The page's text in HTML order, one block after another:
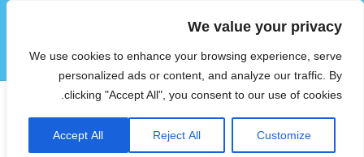
We value your privacy
We use cookies to enhance your browsing experience, serve
personalized ads or content, and analyze our traffic. By
clicking "Accept All", you consent to our use of cookies.
Customize
Reject All
Accept All
הוטצימר
תפריטים
ווידג'טים
מבצע במלון אורכידאה – אילת
19/01/2016